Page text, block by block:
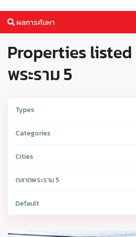
ผลการค้นหา
Properties
พระราม 5
Types
Categories
Cities
ตลาดพระราม 5
Default